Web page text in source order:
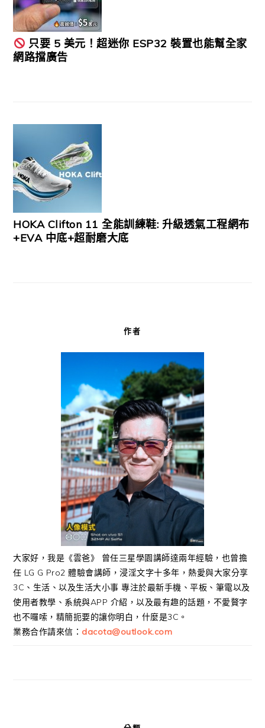
只要 5 美元！超迷你 ESP32 裝置也能幫全家
網路擋廣告
HOKA Clifton 11 全能訓練鞋: 升級透氣工程網布
+EVA 中底+超耐磨大底
作者
大家好，我是《雲爸》 曾任三星學園講師達兩年經驗，也曾擔
任 LG G Pro2 體驗會講師，浸淫文字十多年，熱愛與大家分享
3C、生活、以及生活大小事 專注於最新手機、平板、筆電以及
使用者教學、系統與APP 介紹，以及最有趣的話題，不愛贅字
也不囉嗦，精簡扼要的讓你明白，什麼是3C。
業務合作請來信： dacota@outlook.com